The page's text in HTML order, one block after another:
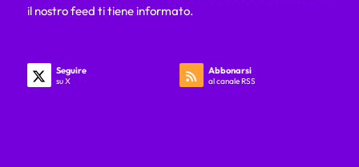
il nostro feed ti tiene informato.
Seguire
su X
Abbonarsi
al canale RSS